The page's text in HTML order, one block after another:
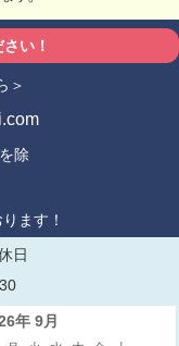
い！
＞
除
ます！
日
年 9月